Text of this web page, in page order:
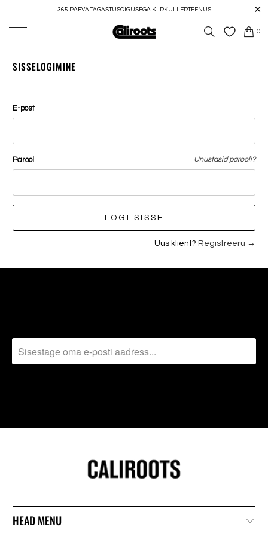
365 PÄEVA TAGASTUSÕIGUSEGA KIIRKULLERTEENUS
0
SISSELOGIMINE
E-post
Unustasid parooli?
Parool
Uus klient? Registreeru →
HEAD MENU